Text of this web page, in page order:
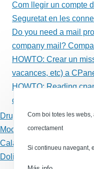
Com llegir un compte
Seguretat en les
Do you need a mail
company mail?
HOWTO: Crear un
vacances, etc) a
HOWTO: Reading
certified
Drupal
Moodle
Calaix de sastre
Dolibarr
Com boi totes les
correctament
Si continueu navegant,